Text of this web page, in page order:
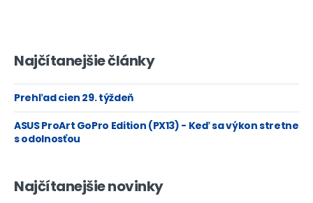
Najčítanejšie články
Prehľad cien 29. týždeň
ASUS ProArt GoPro Edition (PX13) - Keď sa výkon stretne
s odolnosťou
Najčítanejšie novinky